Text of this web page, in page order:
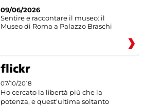
09/06/2026
Sentire e raccontare il museo: il
Museo di Roma a Palazzo Braschi
07/10/2018
Ho cercato la libertà più che la
potenza, e quest'ultima soltanto